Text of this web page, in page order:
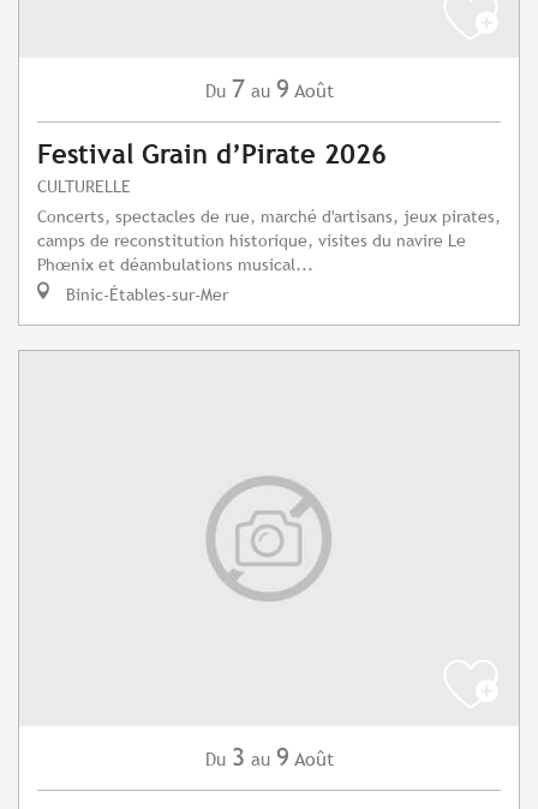
Du 7 au 9 Août
Festival Grain d’Pirate 2026
CULTURELLE
Concerts, spectacles de rue, marché d'artisans, jeux pirates,
camps de reconstitution historique, visites du navire Le
Phœnix et déambulations musical...
Binic-Étables-sur-Mer
Du 3 au 9 Août